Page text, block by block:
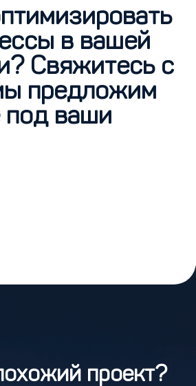
в вашей
Свяжитесь с
предложим
ваши
проект?